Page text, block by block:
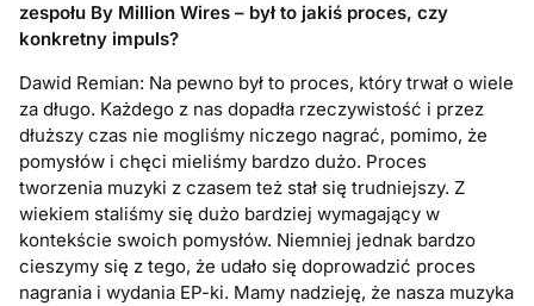
zespołu By Million Wires – był to jakiś proces, czy
konkretny impuls?
Dawid Remian: Na pewno był to proces, który trwał o wiele
za długo. Każdego z nas dopadła rzeczywistość i przez
dłuższy czas nie mogliśmy niczego nagrać, pomimo, że
pomysłów i chęci mieliśmy bardzo dużo. Proces
tworzenia muzyki z czasem też stał się trudniejszy. Z
wiekiem staliśmy się dużo bardziej wymagający w
kontekście swoich pomysłów. Niemniej jednak bardzo
cieszymy się z tego, że udało się doprowadzić proces
nagrania i wydania EP-ki. Mamy nadzieję, że nasza muzyka